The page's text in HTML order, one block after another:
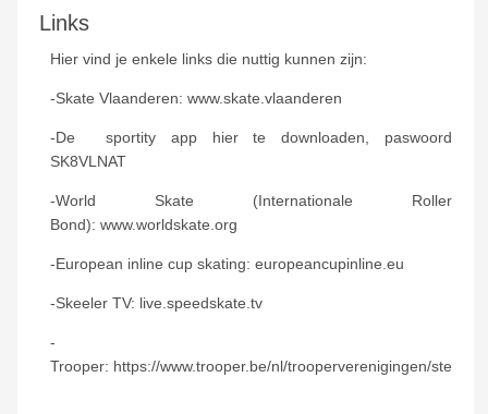
Links
Hier vind je enkele links die nuttig kunnen zijn:
-Skate Vlaanderen:www.skate.vlaanderen
-De sportity app hierte downloaden, paswoord
SK8VLNAT
-World Skate (Internationale Roller
Bond):www.worldskate.org
-European inline cup skating:europeancupinline.eu
-Skeeler TV: live.speedskate.tv
-
Trooper: https://www.trooper.be/nl/trooperverenigingen/ste